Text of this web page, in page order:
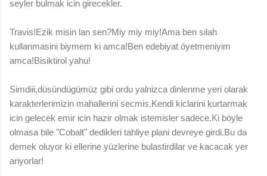
seyler bulmak icin girecekler.
Travis!Ezik misin lan sen?Miy miy miy!Ama ben silah
kullanmasini biymem ki amca!Ben edebiyat öyetmeniyim
amca!Bisiktirol yahu!
Simdiii,düsündügümüz gibi ordu yalnizca dinlenme yeri olarak
karakterlerimizin mahallerini secmis.Kendi kiclarini kurtarmak
icin gelecek emir icin hazir olmak istemisler sadece.Ki böyle
olmasa bile "Cobalt" dedikleri tahliye plani devreye girdi.Bu da
demek oluyor ki ellerine yüzlerine bulastirdilar ve kacacak yer
ariyorlar!